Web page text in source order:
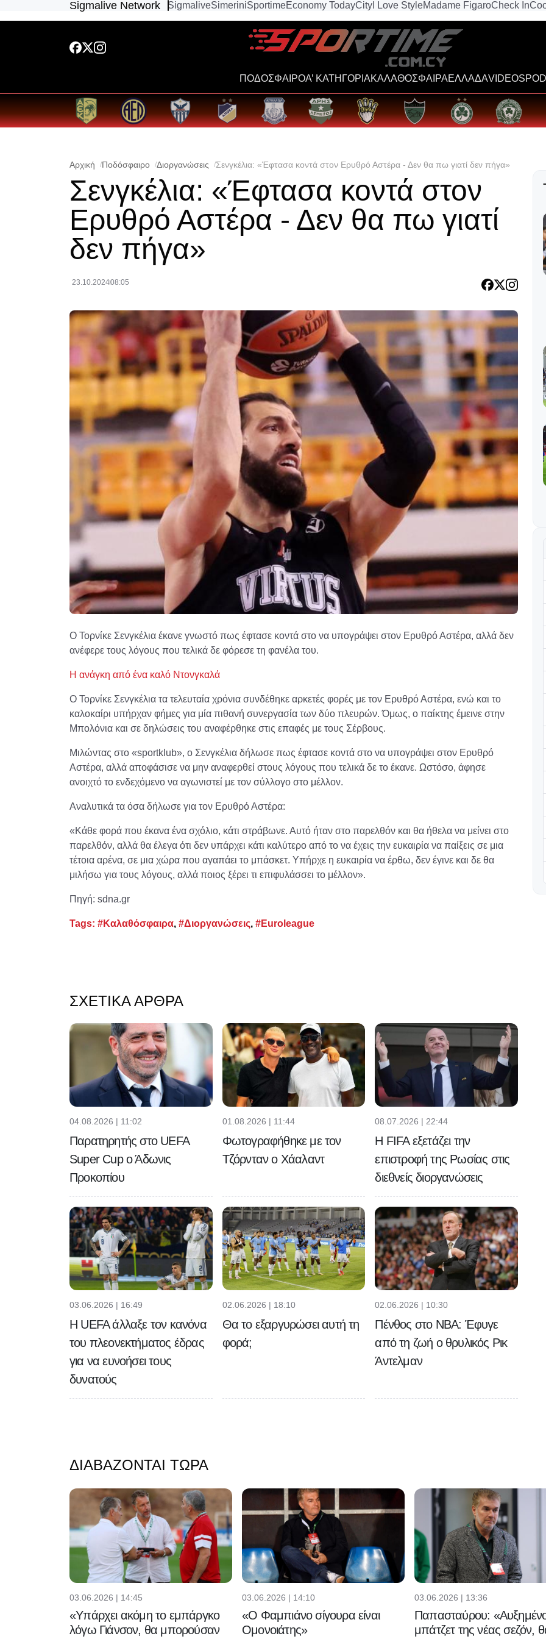
Sigmalive Network SigmaliveSimeriniSportimeEconomy TodayCity I Love StyleMadame FigaroCheck In
ΠΟΔΟΣΦΑΙΡΟΑ’ ΚΑΤΗΓΟΡΙΑΚΑΛΑΘΟΣΦΑΙΡΑΕΛΛΑΔΑVIDEOS
Αρχική Ποδόσφαιρο Διοργανώσεις Σενγκέλια: «Έφτασα κοντά στον Ερυθρό Αστέρα - Δεν θα πω γιατί δεν πήγα»
Σενγκέλια: «Έφτασα κοντά στον
Ερυθρό Αστέρα - Δεν θα πω γιατί
δεν πήγα»
23.10.202408:05
Ο Τορνίκε Σενγκέλια έκανε γνωστό πως έφτασε κοντά στο να υπογράψει στον Ερυθρό Αστέρα, αλλά δεν
ανέφερε τους λόγους που τελικά δε φόρεσε τη φανέλα του.
Η ανάγκη από ένα καλό Ντονγκαλά
Ο Τορνίκε Σενγκέλια τα τελευταία χρόνια συνδέθηκε αρκετές φορές με τον Ερυθρό Αστέρα, ενώ και το
καλοκαίρι υπήρχαν φήμες για μία πιθανή συνεργασία των δύο πλευρών. Όμως, ο παίκτης έμεινε στην
Μπολόνια και σε δηλώσεις του αναφέρθηκε στις επαφές με τους Σέρβους.
Μιλώντας στο «sportklub», ο Σενγκέλια δήλωσε πως έφτασε κοντά στο να υπογράψει στον Ερυθρό
Αστέρα, αλλά αποφάσισε να μην αναφερθεί στους λόγους που τελικά δε το έκανε. Ωστόσο, άφησε
ανοιχτό το ενδεχόμενο να αγωνιστεί με τον σύλλογο στο μέλλον.
Αναλυτικά τα όσα δήλωσε για τον Ερυθρό Αστέρα:
«Κάθε φορά που έκανα ένα σχόλιο, κάτι στράβωνε. Αυτό ήταν στο παρελθόν και θα ήθελα να μείνει στο
παρελθόν, αλλά θα έλεγα ότι δεν υπάρχει κάτι καλύτερο από το να έχεις την ευκαιρία να παίξεις σε μια
τέτοια αρένα, σε μια χώρα που αγαπάει το μπάσκετ. Υπήρχε η ευκαιρία να έρθω, δεν έγινε και δε θα
μιλήσω για τους λόγους, αλλά ποιος ξέρει τι επιφυλάσσει το μέλλον».
Πηγή: sdna.gr
Tags: #Καλαθόσφαιρα, #Διοργανώσεις, #Euroleague
ΣΧΕΤΙΚΆ ΆΡΘΡΑ
04.08.2026 | 11:02
Παρατηρητής στο UEFA
Super Cup ο Άδωνις
Προκοπίου
01.08.2026 | 11:44
Φωτογραφήθηκε με τον
Τζόρνταν ο Χάαλαντ
08.07.2026 | 22:44
Η FIFA εξετάζει την
επιστροφή της Ρωσίας στις
διεθνείς διοργανώσεις
03.06.2026 | 16:49
H UEFA άλλαξε τον κανόνα
του πλεονεκτήματος έδρας
για να ευνοήσει τους
δυνατούς
02.06.2026 | 18:10
Θα το εξαργυρώσει αυτή τη
φορά;
02.06.2026 | 10:30
Πένθος στο NBA: Έφυγε
από τη ζωή ο θρυλικός Ρικ
Άντελμαν
ΔΙΑΒΆΖΟΝΤΑΙ ΤΏΡΑ
03.06.2026 | 14:45
«Υπάρχει ακόμη το εμπάργκο
λόγω Γιάνσον, θα μπορούσαν
03.06.2026 | 14:10
«Ο Φαμπιάνο σίγουρα είναι
Ομονοιάτης»
03.06.2026 | 13:36
Παπασταύρου:
μπάτζετ της νέας σεζόν,